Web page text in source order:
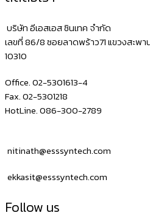
บริษัท อีเอสเอส ซินเทค จำกัด
เลขที่ 86/8 ซอยลาดพร้าว71 แขวงสะพ
10310
Office. 02-5301613-4
Fax. 02-5301218
HotLine. 086-300-2789
nitinath@esssyntech.com
ekkasit@esssyntech.com
Follow us